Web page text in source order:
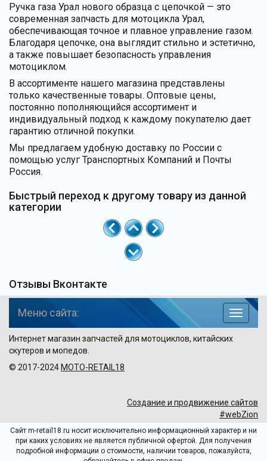
Ручка газа Урал нового образца с цепочкой — это
современная запчасть для мотоцикла Урал,
обеспечивающая точное и плавное управление газом.
Благодаря цепочке, она выглядит стильно и эстетично,
а также повышает безопасность управления
мотоциклом.
В ассортименте нашего магазина представлены
только качественные товары. Оптовые цены,
постоянно пополняющийся ассортимент и
индивидуальный подход к каждому покупателю дает
гарантию отличной покупки.
Мы предлагаем удобную доставку по России с
помощью услуг Транспортных Компаний и Почты
Россия.
Быстрый переход к другому товару из данной
категории
Отзывы Вконтакте
по
Меню сайта:
Интернет магазин запчастей для мотоциклов, китайских
скутеров и мопедов.
© 2017-2024 MOTO-RETAIL18
Создание и продвижение сайтов
#webZion
Сайт m-retail18.ru носит исключительно информационный характер и ни
при каких условиях не является публичной офертой. Для получения
подробной информации о стоимости, наличии товаров, пожалуйста,